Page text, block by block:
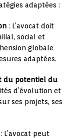
adaptées :
: L’avocat doit
social et
globale
adaptées.
du potentiel du
d’évolution et
ses projets, ses
: L’avocat peut